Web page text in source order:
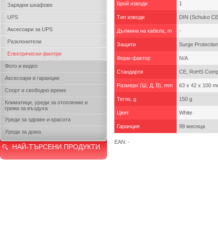
Зарядни шкафове
UPS
Аксесоари за UPS
Разклонители
Електрически филтри
Фото и видео
Аксесоари и гаранции
Спорт и свободно време
Климатици, уреди за отопление и
грижа за въздуха
Уреди за здраве и красота
Уреди за дома
НАЙ-ТЪРСЕНИ ПРОДУКТИ
Брой изводи 1
Тип изводи DIN (Schuko
Дължина на кабела, m -
Защити Surge
Форм-фактор N/A
Стандарти CE, RoHS
Размери (Ш, Д, В), mm 63 x 42 x 100
Тегло, g 150 g
Цвят White
Гаранция 99 месеца
EAN: -